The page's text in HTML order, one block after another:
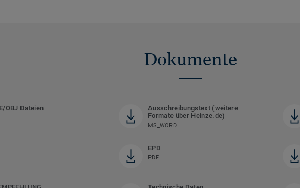
Dokumente
OBJ Dateien
Ausschreibungstext (weitere
Formate über Heinze.de)
MS_WORD
EPD
PDF